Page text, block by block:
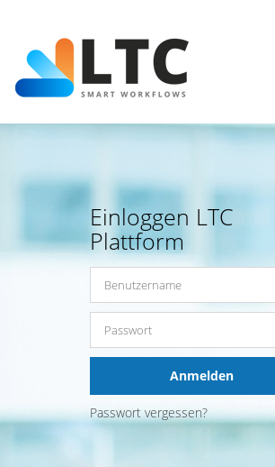
Einloggen LTC
Plattform
Passwort vergessen?